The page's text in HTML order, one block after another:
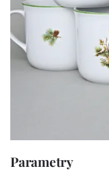
Parametry